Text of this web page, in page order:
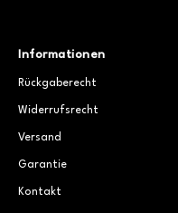
Informationen
Rückgaberecht
Widerrufsrecht
Versand
Garantie
Kontakt